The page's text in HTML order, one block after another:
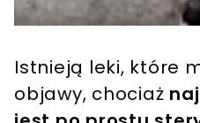
Istnieją leki, które
objawy, chociaż